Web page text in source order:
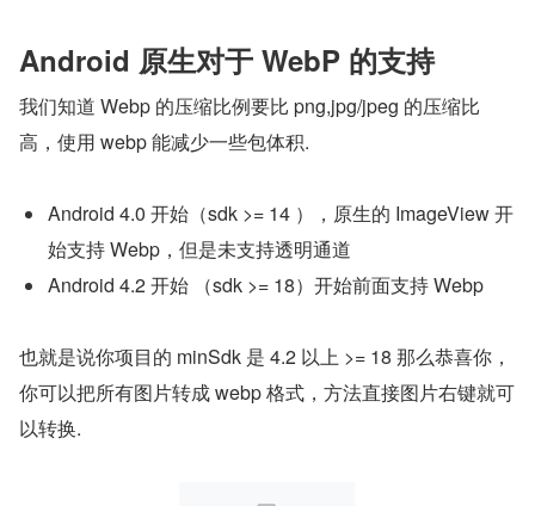
Android 原生对于 WebP 的支持
我们知道 Webp 的压缩比例要比 png,jpg/jpeg 的压缩比
高，使用 webp 能减少一些包体积.
Android 4.0 开始（sdk >= 14 ），原生的 ImageView 开
始支持 Webp，但是未支持透明通道
Android 4.2 开始 （sdk >= 18）开始前面支持 Webp
也就是说你项目的 minSdk 是 4.2 以上 >= 18 那么恭喜你，
你可以把所有图片转成 webp 格式，方法直接图片右键就可
以转换.